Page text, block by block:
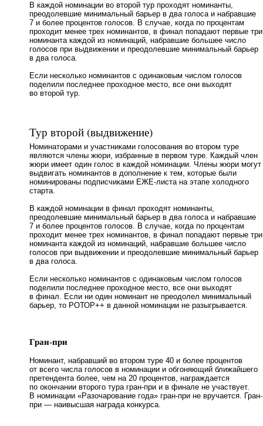
В каждой номинации во второй тур проходят номинанты,
преодолевшие минимальный барьер в два голоса и набравшие
7 и более процентов голосов. В случае, когда по процентам
проходит менее трех номинантов, в финал попадают первые три
номинанта каждой из номинаций, набравшие большее число
голосов при выдвижении и преодолевшие минимальный барьер
в два голоса.
Если несколько номинантов с одинаковым числом голосов
поделили последнее проходное место, все они выходят
во второй тур.
Тур второй (выдвижение)
Номинаторами и участниками голосования во втором туре
являются члены жюри, избранные в первом туре. Каждый член
жюри имеет один голос в каждой номинации. Члены жюри могут
выдвигать номинантов в дополнение к тем, которые были
номинированы подписчиками ЕЖЕ-листа на этапе холодного
старта.
В каждой номинации в финал проходят номинанты,
преодолевшие минимальный барьер в два голоса и набравшие
7 и более процентов голосов. В случае, когда по процентам
проходит менее трех номинантов, в финал попадают первые три
номинанта каждой из номинаций, набравшие большее число
голосов при выдвижении и преодолевшие минимальный барьер
в два голоса.
Если несколько номинантов с одинаковым числом голосов
поделили последнее проходное место, все они выходят
в финал. Если ни один номинант не преодолел минимальный
барьер, то РОТОР++ в данной номинации не разыгрывается.
Гран-при
Номинант, набравший во втором туре 40 и более процентов
от всего числа голосов в номинации и обгоняющий ближайшего
претендента более, чем на 20 процентов, награждается
по окончании второго тура гран-при и в финале не участвует.
В номинации «Разочарование года» гран-при не вручается. Гран-
при — наивысшая награда конкурса.